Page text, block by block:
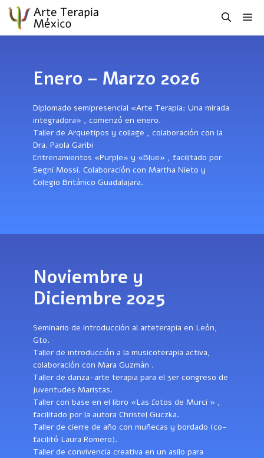
Saltar
contenido
Enero – Marzo 2026
Diplomado semipresencial «Arte Terapia: Una mirada
integradora» , comenzó en enero.
Taller de Arquetipos y collage , colaboración con la
Dra. Paola Garibi
Entrenamientos «Purple» y «Blue» , facilitado por
Segni Mossi. Colaboración con Martha Nieto y
Colegio Británico Guadalajara.
Noviembre y
Diciembre 2025
Seminario de introducción al arteterapia en León,
Gto.
Taller de introducción a la musicoterapia activa,
colaboración con Mara Guzmán .
Taller de danza-arte terapia para el 3er congreso de
juventudes Maristas.
Taller con base en el libro «Las fotos de Murci » ,
facilitado por la autora Christel Guczka.
Taller de cierre de año con muñecas y bordado (co-
facilitó Laura Romero).
Taller de convivencia creativa en un asilo para